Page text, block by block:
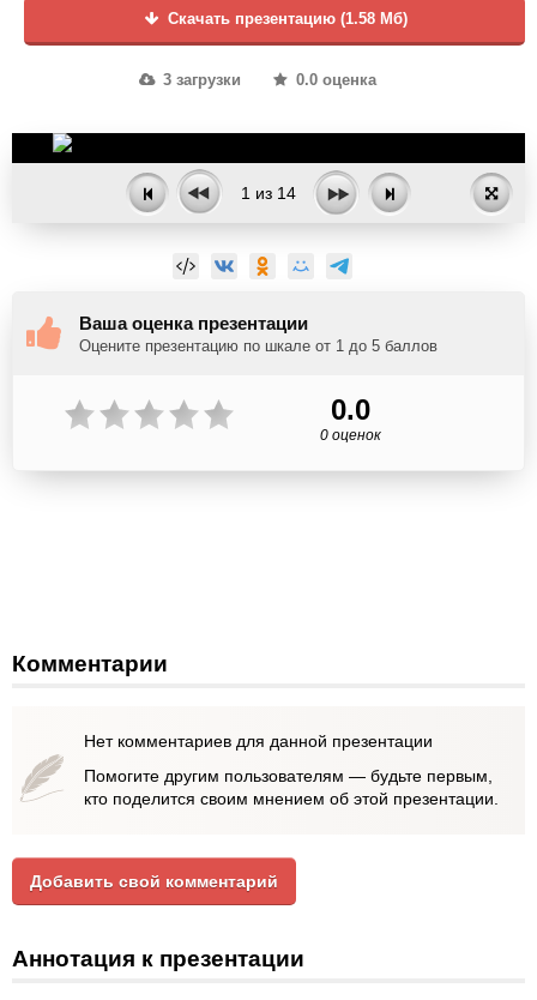
Скачать презентацию (1.58 Мб)
3 загрузки 0.0 оценка
1 из 14
Ваша оценка презентации
Оцените презентацию по шкале от 1 до 5 баллов
0.0
0 оценок
Комментарии
Нет комментариев для данной презентации
Помогите другим пользователям — будьте первым,
кто поделится своим мнением об этой презентации.
Добавить свой комментарий
Аннотация к презентации